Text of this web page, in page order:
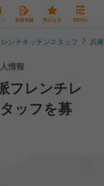
ン 新規登録 気になる MENU
レンチキッチンスタッフ 兵
情報
フレンチレ
ッフを募